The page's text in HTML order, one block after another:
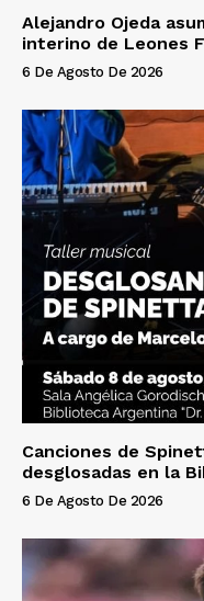
Alejandro Ojeda
interino de Leones
6 De Agosto De 2026
Canciones de
desglosadas en la
6 De Agosto De 2026